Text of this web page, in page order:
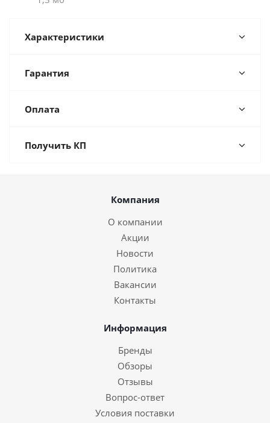
Характеристики
Гарантия
Оплата
Получить КП
Компания
О компании
Акции
Новости
Политика
Вакансии
Контакты
Информация
Бренды
Обзоры
Отзывы
Вопрос-ответ
Условия поставки